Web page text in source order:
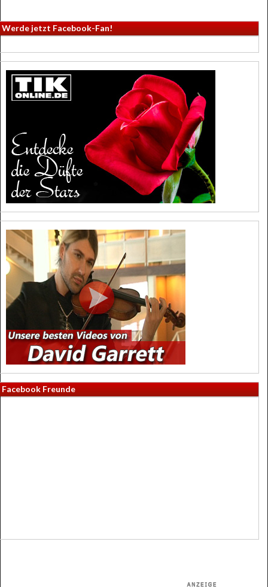
Werde jetzt Facebook-Fan!
Facebook Freunde